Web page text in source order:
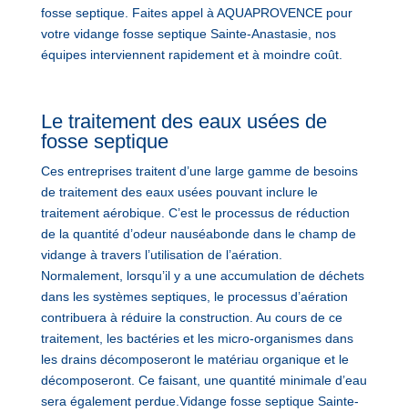
fosse septique. Faites appel à AQUAPROVENCE pour
votre vidange fosse septique Sainte-Anastasie, nos
équipes interviennent rapidement et à moindre coût.
Le traitement des eaux usées de
fosse septique
Ces entreprises traitent d’une large gamme de besoins
de traitement des eaux usées pouvant inclure le
traitement aérobique. C’est le processus de réduction
de la quantité d’odeur nauséabonde dans le champ de
vidange à travers l’utilisation de l’aération.
Normalement, lorsqu’il y a une accumulation de déchets
dans les systèmes septiques, le processus d’aération
contribuera à réduire la construction. Au cours de ce
traitement, les bactéries et les micro-organismes dans
les drains décomposeront le matériau organique et le
décomposeront. Ce faisant, une quantité minimale d’eau
sera également perdue.Vidange fosse septique Sainte-